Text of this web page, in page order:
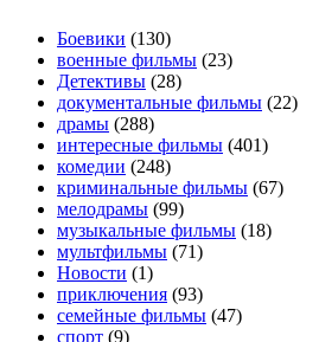
Боевики (130)
военные фильмы (23)
Детективы (28)
документальные фильмы (22)
драмы (288)
интересные фильмы (401)
комедии (248)
криминальные фильмы (67)
мелодрамы (99)
музыкальные фильмы (18)
мультфильмы (71)
Новости (1)
приключения (93)
семейные фильмы (47)
спорт (9)